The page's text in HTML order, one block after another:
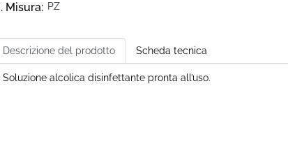
Misura: PZ
Descrizione del prodotto Scheda tecnica
Soluzione alcolica disinfettante pronta all’uso.